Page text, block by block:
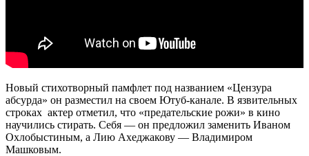
Новый стихотворный памфлет под названием «Цензура
абсурда» он разместил на своем Ютуб-канале. В язвительных
строках актер отметил, что «предательские рожи» в кино
научились стирать. Себя — он предложил заменить Иваном
Охлобыстиным, а Лию Ахеджакову — Владимиром
Машковым.